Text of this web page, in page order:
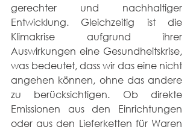
gerechter und nachhaltiger
Entwicklung. Gleichzeitig ist die
Klimakrise aufgrund ihrer
Auswirkungen eine Gesundheitskrise,
was bedeutet, dass wir das eine nicht
angehen können, ohne das andere
zu berücksichtigen. Ob direkte
Emissionen aus den Einrichtungen
oder aus den Lieferketten für Waren